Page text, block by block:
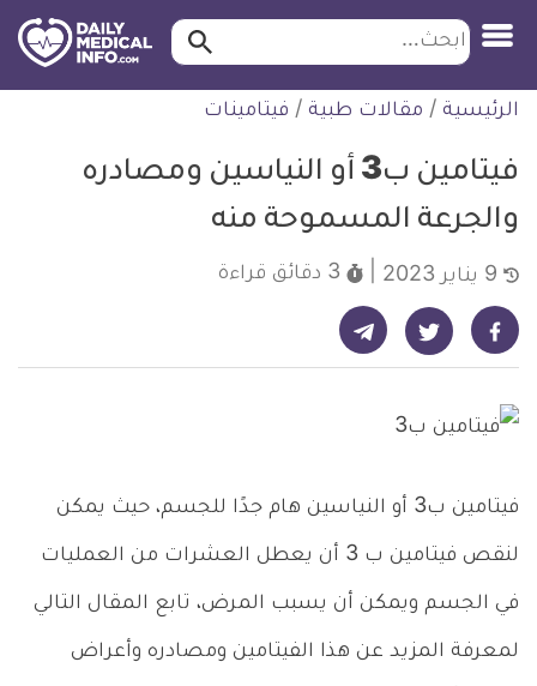
التخطي
للمحتوى
ابحث ابحث…
الرئيسية / مقالات طبية / فيتامينات
فيتامين ب3 أو النياسين ومصادره
والجرعة المسموحة منه
3 دقائق قراءة
شارك على فيسبوك - ديلي ميديكال انفو شارك على تويتر - ديلي ميديكال انفو شارك على تيليجرام - ديلي ميديكال انفو
فيتامين ب3 أو النياسين هام جدًا للجسم، حيث يمكن
لنقص فيتامين ب 3 أن يعطل العشرات من العمليات
في الجسم ويمكن أن يسبب المرض، تابع المقال التالي
لمعرفة المزيد عن هذا الفيتامين ومصادره وأعراض